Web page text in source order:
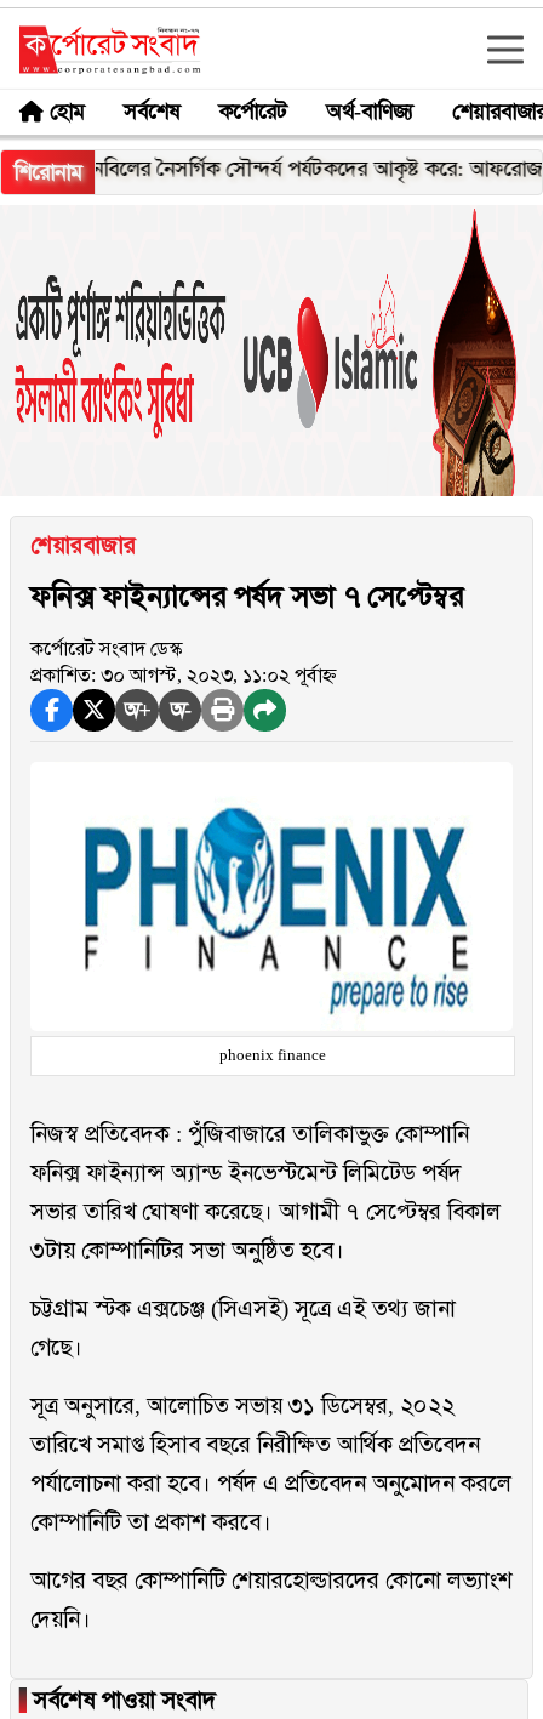
হোম সর্বশেষ কর্পোরেট অর্থ-বাণিজ্য
শিরোনাম
চলনবিলের নৈসর্গিক সৌন্দর্য পর্যটকদের আকৃষ্ট করে: আফরোজা খানম
শেয়ারবাজার
ফনিক্স ফাইন্যান্সের পর্ষদ সভা ৭ সেপ্টেম্বর
কর্পোরেট সংবাদ ডেস্ক
প্রকাশিত: ৩০ আগস্ট, ২০২৩, ১১:০২ পূর্বাহ্ন
অ+ অ-
phoenix finance
নিজস্ব প্রতিবেদক : পুঁজিবাজারে তালিকাভুক্ত কোম্পানি
ফনিক্স ফাইন্যান্স অ্যান্ড ইনভেস্টমেন্ট লিমিটেড পর্ষদ
সভার তারিখ ঘোষণা করেছে। আগামী ৭ সেপ্টেম্বর বিকাল
৩টায় কোম্পানিটির সভা অনুষ্ঠিত হবে।
চট্টগ্রাম স্টক এক্সচেঞ্জ (সিএসই) সূত্রে এই তথ্য জানা
গেছে।
সূত্র অনুসারে, আলোচিত সভায় ৩১ ডিসেম্বর, ২০২২
তারিখে সমাপ্ত হিসাব বছরে নিরীক্ষিত আর্থিক প্রতিবেদন
পর্যালোচনা করা হবে। পর্ষদ এ প্রতিবেদন অনুমোদন করলে
কোম্পানিটি তা প্রকাশ করবে।
আগের বছর কোম্পানিটি শেয়ারহোল্ডারদের কোনো লভ্যাংশ
দেয়নি।
▐সর্বশেষ পাওয়া সংবাদ